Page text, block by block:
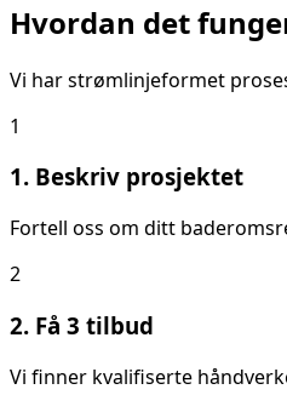
Hvordan det
Vi har strømlinjeformet
1
1. Beskriv prosjektet
Fortell oss om ditt
2
2. Få 3 tilbud
Vi finner kvalifiserte